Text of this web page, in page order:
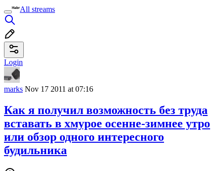
All streams
Login
marks Nov 17 2011 at 07:16
Как я получил возможность без труда
вставать в хмурое осенне-зимнее утро
или обзор одного интересного
будильника